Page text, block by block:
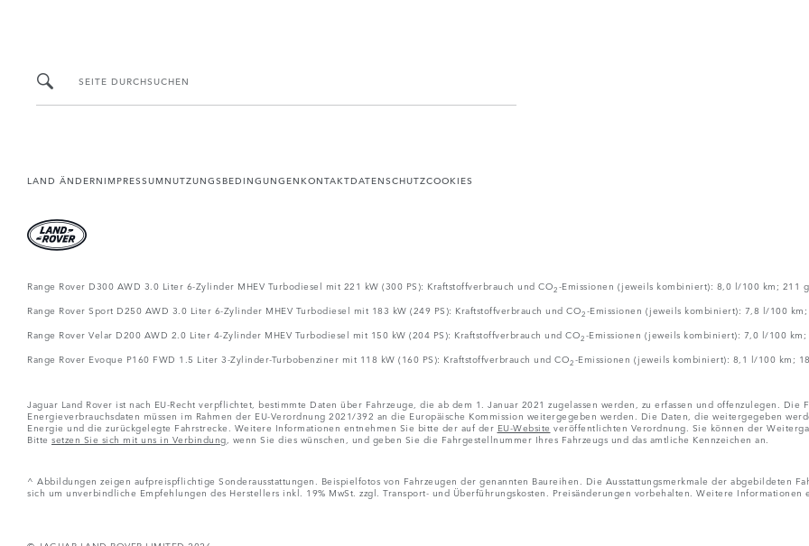
SEITE DURCHSUCHEN
LAND ÄNDERNIMPRESSUMNUTZUNGSBEDINGUNGENKONTAKTDATENSCHUTZCOOKIES
Range Rover D300 AWD 3.0 Liter 6-Zylinder MHEV Turbodiesel mit 221 kW (300 PS): Kraftstoffverbrauch und CO2-Emissionen (jeweils kombiniert): 8,0 l/100 km; 211
Range Rover Sport D250 AWD 3.0 Liter 6-Zylinder MHEV Turbodiesel mit 183 kW (249 PS): Kraftstoffverbrauch und CO2-Emissionen (jeweils kombiniert): 7,8 l/100
Range Rover Velar D200 AWD 2.0 Liter 4-Zylinder MHEV Turbodiesel mit 150 kW (204 PS): Kraftstoffverbrauch und CO2-Emissionen (jeweils kombiniert): 7,0 l/100
Range Rover Evoque P160 FWD 1.5 Liter 3-Zylinder-Turbobenziner mit 118 kW (160 PS): Kraftstoffverbrauch und CO2-Emissionen (jeweils kombiniert): 8,1 l/100 km;
Jaguar Land Rover ist nach EU-Recht verpflichtet, bestimmte Daten über Fahrzeuge, die ab dem 1. Januar 2021 zugelassen werden, zu erfassen und offenzulegen. Die
Energieverbrauchsdaten müssen im Rahmen der EU-Verordnung 2021/392 an die Europäische Kommission weitergegeben werden. Die Daten, die weitergegeben
Energie und die zurückgelegte Fahrstrecke. Weitere Informationen entnehmen Sie bitte der auf der EU-Website veröffentlichten Verordnung. Sie können der
Bittesetzen Sie sich mit uns in Verbindung , wenn Sie dies wünschen, und geben Sie die Fahrgestellnummer Ihres Fahrzeugs und das amtliche Kennzeichen an.
^ Abbildungen zeigen aufpreispflichtige Sonderausstattungen. Beispielfotos von Fahrzeugen der genannten Baureihen. Die Ausstattungsmerkmale der abgebildeten
sich um unverbindliche Empfehlungen des Herstellers inkl. 19% MwSt. zzgl. Transport- und Überführungskosten. Preisänderungen vorbehalten. Weitere Informationen